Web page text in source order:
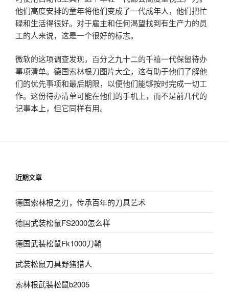
他们高度安排的童年将他们变成了一代成年人，他们把忙
碌和生活得很好。对于雇主和任何渴望找到有生产力的员
工的人来说，这是一个很好的标志。
微软的这项调查发现，百分之九十二的千禧一代保留待办
事项清单。德国索林根刀图片大全，这有助于他们了解他
们的优先事项和最后期限，以便他们能够按时完成一切工
作。这份待办清单可能在他们的手机上，而不是前几代的
记事本上，但它同样有用。
近期文章
德国索林根之刃，传承百年的刀具艺术
德国武装松鼠FS2000怎么样
德国武装松鼠Fk1000刀鞘
武装松鼠刀具野猪猎人
索林根武装松鼠b2005